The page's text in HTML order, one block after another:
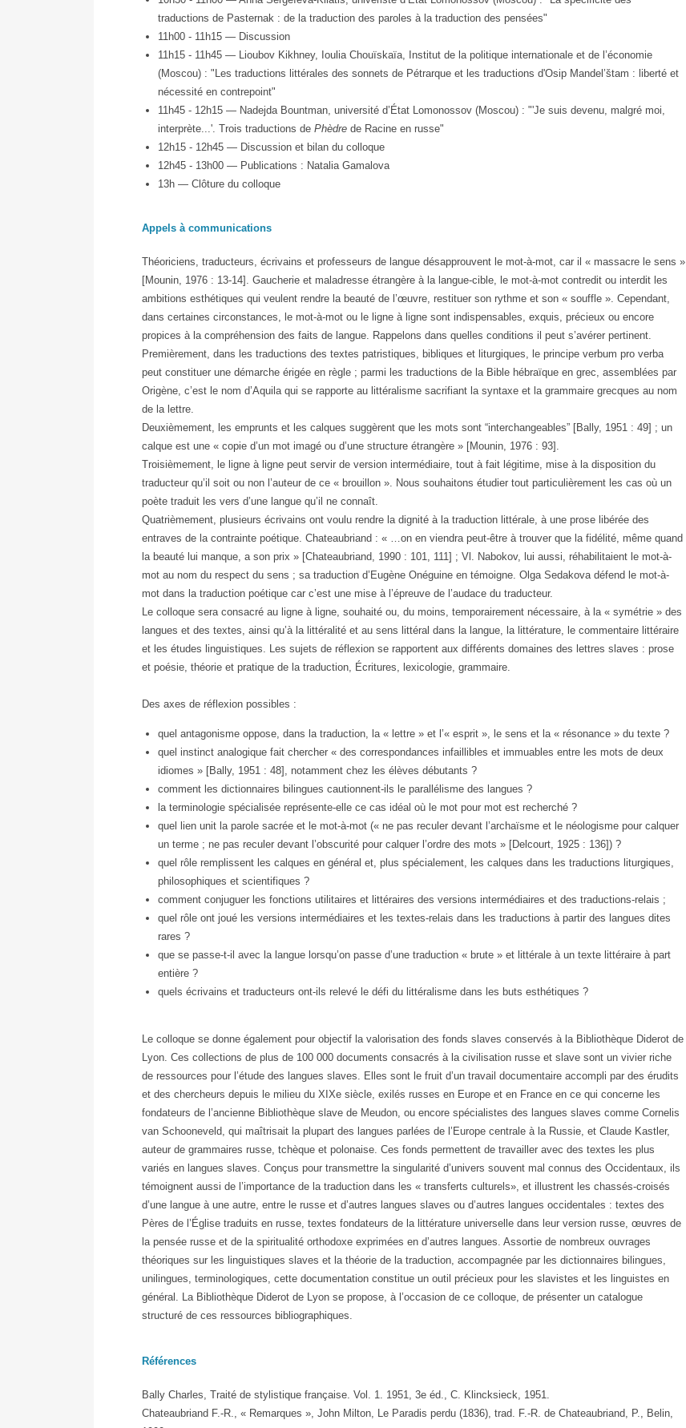
traductions de Pasternak : de la traduction des paroles à la traduction des pensées"
11h00 - 11h15 — Discussion
11h15 - 11h45 — Lioubov Kikhney, Ioulia Chouïskaïa, Institut de la politique internationale et de l’économie
(Moscou) : "Les traductions littérales des sonnets de Pétrarque et les traductions d'Osip Mandel’štam : liberté et
nécessité en contrepoint"
11h45 - 12h15 — Nadejda Bountman, université d’État Lomonossov (Moscou) : "'Je suis devenu, malgré moi,
interprète...'. Trois traductions de Phèdrede Racine en russe"
12h15 - 12h45 — Discussion et bilan du colloque
12h45 - 13h00 — Publications : Natalia Gamalova
13h — Clôture du colloque
Appels à communications
Théoriciens, traducteurs, écrivains et professeurs de langue désapprouvent le mot-à-mot, car il « massacre le sens »
[Mounin, 1976 : 13-14]. Gaucherie et maladresse étrangère à la langue-cible, le mot-à-mot contredit ou interdit les
ambitions esthétiques qui veulent rendre la beauté de l’œuvre, restituer son rythme et son « souffle ». Cependant,
dans certaines circonstances, le mot-à-mot ou le ligne à ligne sont indispensables, exquis, précieux ou encore
propices à la compréhension des faits de langue. Rappelons dans quelles conditions il peut s’avérer pertinent.
Premièrement, dans les traductions des textes patristiques, bibliques et liturgiques, le principe verbum pro verba
peut constituer une démarche érigée en règle ; parmi les traductions de la Bible hébraïque en grec, assemblées par
Origène, c’est le nom d’Aquila qui se rapporte au littéralisme sacrifiant la syntaxe et la grammaire grecques au nom
de la lettre.
Deuxièmement, les emprunts et les calques suggèrent que les mots sont “interchangeables” [Bally, 1951 : 49] ; un
calque est une « copie d’un mot imagé ou d’une structure étrangère » [Mounin, 1976 : 93].
Troisièmement, le ligne à ligne peut servir de version intermédiaire, tout à fait légitime, mise à la disposition du
traducteur qu’il soit ou non l’auteur de ce « brouillon ». Nous souhaitons étudier tout particulièrement les cas où un
poète traduit les vers d’une langue qu’il ne connaît.
Quatrièmement, plusieurs écrivains ont voulu rendre la dignité à la traduction littérale, à une prose libérée des
entraves de la contrainte poétique. Chateaubriand : « …on en viendra peut-être à trouver que la fidélité, même quand
la beauté lui manque, a son prix » [Chateaubriand, 1990 : 101, 111] ; Vl. Nabokov, lui aussi, réhabilitaient le mot-à-
mot au nom du respect du sens ; sa traduction d’Eugène Onéguine en témoigne. Olga Sedakova défend le mot-à-
mot dans la traduction poétique car c’est une mise à l’épreuve de l’audace du traducteur.
Le colloque sera consacré au ligne à ligne, souhaité ou, du moins, temporairement nécessaire, à la « symétrie » des
langues et des textes, ainsi qu’à la littéralité et au sens littéral dans la langue, la littérature, le commentaire littéraire
et les études linguistiques. Les sujets de réflexion se rapportent aux différents domaines des lettres slaves : prose
et poésie, théorie et pratique de la traduction, Écritures, lexicologie, grammaire.
Des axes de réflexion possibles :
quel antagonisme oppose, dans la traduction, la « lettre » et l’« esprit », le sens et la « résonance » du texte ?
quel instinct analogique fait chercher « des correspondances infaillibles et immuables entre les mots de deux
idiomes » [Bally, 1951 : 48], notamment chez les élèves débutants ?
comment les dictionnaires bilingues cautionnent-ils le parallélisme des langues ?
la terminologie spécialisée représente-elle ce cas idéal où le mot pour mot est recherché ?
quel lien unit la parole sacrée et le mot-à-mot (« ne pas reculer devant l’archaïsme et le néologisme pour calquer
un terme ; ne pas reculer devant l’obscurité pour calquer l’ordre des mots » [Delcourt, 1925 : 136]) ?
quel rôle remplissent les calques en général et, plus spécialement, les calques dans les traductions liturgiques,
philosophiques et scientifiques ?
comment conjuguer les fonctions utilitaires et littéraires des versions intermédiaires et des traductions-relais ;
quel rôle ont joué les versions intermédiaires et les textes-relais dans les traductions à partir des langues dites
rares ?
que se passe-t-il avec la langue lorsqu’on passe d’une traduction « brute » et littérale à un texte littéraire à part
entière ?
quels écrivains et traducteurs ont-ils relevé le défi du littéralisme dans les buts esthétiques ?
Le colloque se donne également pour objectif la valorisation des fonds slaves conservés à la Bibliothèque Diderot de
Lyon. Ces collections de plus de 100 000 documents consacrés à la civilisation russe et slave sont un vivier riche
de ressources pour l’étude des langues slaves. Elles sont le fruit d’un travail documentaire accompli par des érudits
et des chercheurs depuis le milieu du XIXe siècle, exilés russes en Europe et en France en ce qui concerne les
fondateurs de l’ancienne Bibliothèque slave de Meudon, ou encore spécialistes des langues slaves comme Cornelis
van Schooneveld, qui maîtrisait la plupart des langues parlées de l’Europe centrale à la Russie, et Claude Kastler,
auteur de grammaires russe, tchèque et polonaise. Ces fonds permettent de travailler avec des textes les plus
variés en langues slaves. Conçus pour transmettre la singularité d’univers souvent mal connus des Occidentaux, ils
témoignent aussi de l’importance de la traduction dans les « transferts culturels», et illustrent les chassés-croisés
d’une langue à une autre, entre le russe et d’autres langues slaves ou d’autres langues occidentales : textes des
Pères de l’Église traduits en russe, textes fondateurs de la littérature universelle dans leur version russe, œuvres de
la pensée russe et de la spiritualité orthodoxe exprimées en d’autres langues. Assortie de nombreux ouvrages
théoriques sur les linguistiques slaves et la théorie de la traduction, accompagnée par les dictionnaires bilingues,
unilingues, terminologiques, cette documentation constitue un outil précieux pour les slavistes et les linguistes en
général. La Bibliothèque Diderot de Lyon se propose, à l’occasion de ce colloque, de présenter un catalogue
structuré de ces ressources bibliographiques.
Références
Bally Charles, Traité de stylistique française. Vol. 1. 1951, 3e éd., C. Klincksieck, 1951.
Chateaubriand F.-R., « Remarques », John Milton, Le Paradis perdu (1836), trad. F.-R. de Chateaubriand, P., Belin,